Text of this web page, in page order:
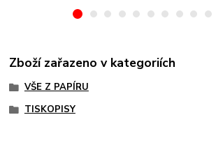
Zboží zařazeno v kategoriích
VŠE Z PAPÍRU
TISKOPISY